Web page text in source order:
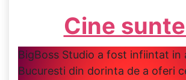
Cine
BigBoss Studio a fost infiintat in
Bucuresti din dorinta de a oferi